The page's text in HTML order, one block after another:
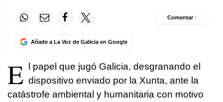
Añade a La Voz de Galicia en Google
Comentar ·
E l papel que jugó Galicia, desgranando el
dispositivo enviado por la Xunta, ante la
catástrofe ambiental y humanitaria con motivo